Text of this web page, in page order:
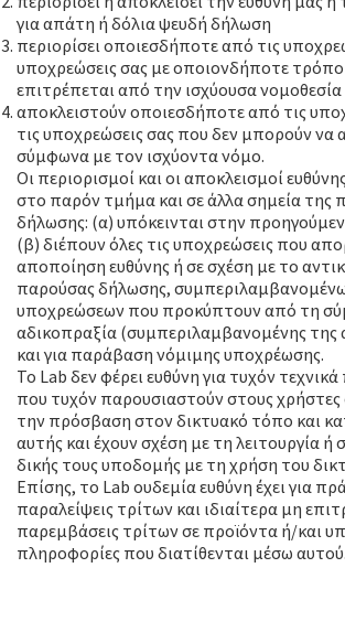
για απάτη ή δόλια ψευδή δήλωση
περιορίσει οποιεσδήποτε από τις
υποχρεώσεις σας με οποιονδήποτε
επιτρέπεται από την ισχύουσα νομοθεσία
αποκλειστούν οποιεσδήποτε από τις
τις υποχρεώσεις σας που δεν μπορούν να
σύμφωνα με τον ισχύοντα νόμο.
Οι περιορισμοί και οι αποκλεισμοί
στο παρόν τμήμα και σε άλλα σημεία της
δήλωσης: (α) υπόκεινται στην
(β) διέπουν όλες τις υποχρεώσεις που
αποποίηση ευθύνης ή σε σχέση με το
παρούσας δήλωσης,
υποχρεώσεων που προκύπτουν από τη
αδικοπραξία (συμπεριλαμβανομένης της
και για παράβαση νόμιμης υποχρέωσης.
Το Lab δεν φέρει ευθύνη για τυχόν
που τυχόν παρουσιαστούν στους χρήστες
την πρόσβαση στον δικτυακό τόπο και
αυτής και έχουν σχέση με τη λειτουργία
δικής τους υποδομής με τη χρήση του
Επίσης, το Lab ουδεμία ευθύνη έχει για
παραλείψεις τρίτων και ιδιαίτερα μη
παρεμβάσεις τρίτων σε προϊόντα ή/και
πληροφορίες που διατίθενται μέσω αυτού.